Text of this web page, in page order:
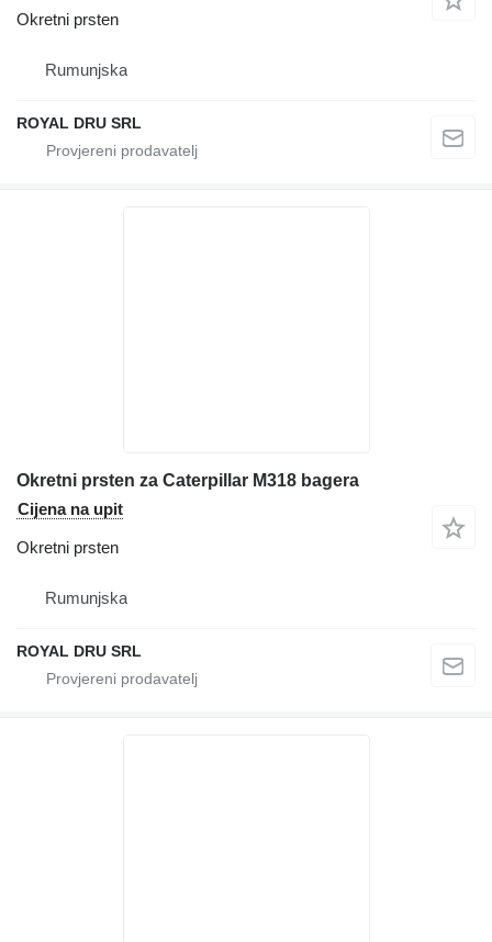
Okretni prsten
Rumunjska
ROYAL DRU SRL
Okretni prsten za Caterpillar M318 bagera
Cijena na upit
Okretni prsten
Rumunjska
ROYAL DRU SRL